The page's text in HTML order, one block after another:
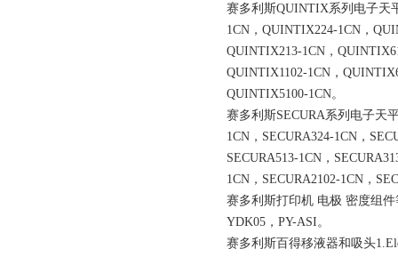
赛多利斯QUINTIX系列电子天
1CN，QUINTIX224-1CN，
QUINTIX213-1CN，
QUINTIX1102-1CN，
QUINTIX5100-1CN。
赛多利斯SECURA系列电子天
1CN，SECURA324-1CN，
SECURA513-1CN，
1CN，SECURA2102-1CN，
赛多利斯打印机 电极 密度组
YDK05，PY-ASI。
赛多利斯百得移液器和吸头